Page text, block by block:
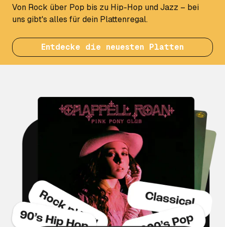
Von Rock über Pop bis zu Hip-Hop und Jazz – bei
uns gibt's alles für dein Plattenregal.
Entdecke die neuesten Platten